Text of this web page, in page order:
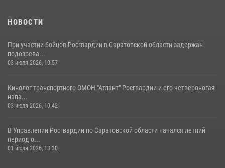
05 августа 2026, 12:55
НОВОСТИ
При участии бойцов Росгвардии в Саратовской области задержан
подозрева...
03 июля 2026, 10:57
Кинолог транспортного ОМОН "Атлант" Росгвардии и его четвероногая
напа...
03 июля 2026, 10:42
В Управлении Росгвардии по Саратовской области начался летний
период о...
01 июля 2026, 13:30